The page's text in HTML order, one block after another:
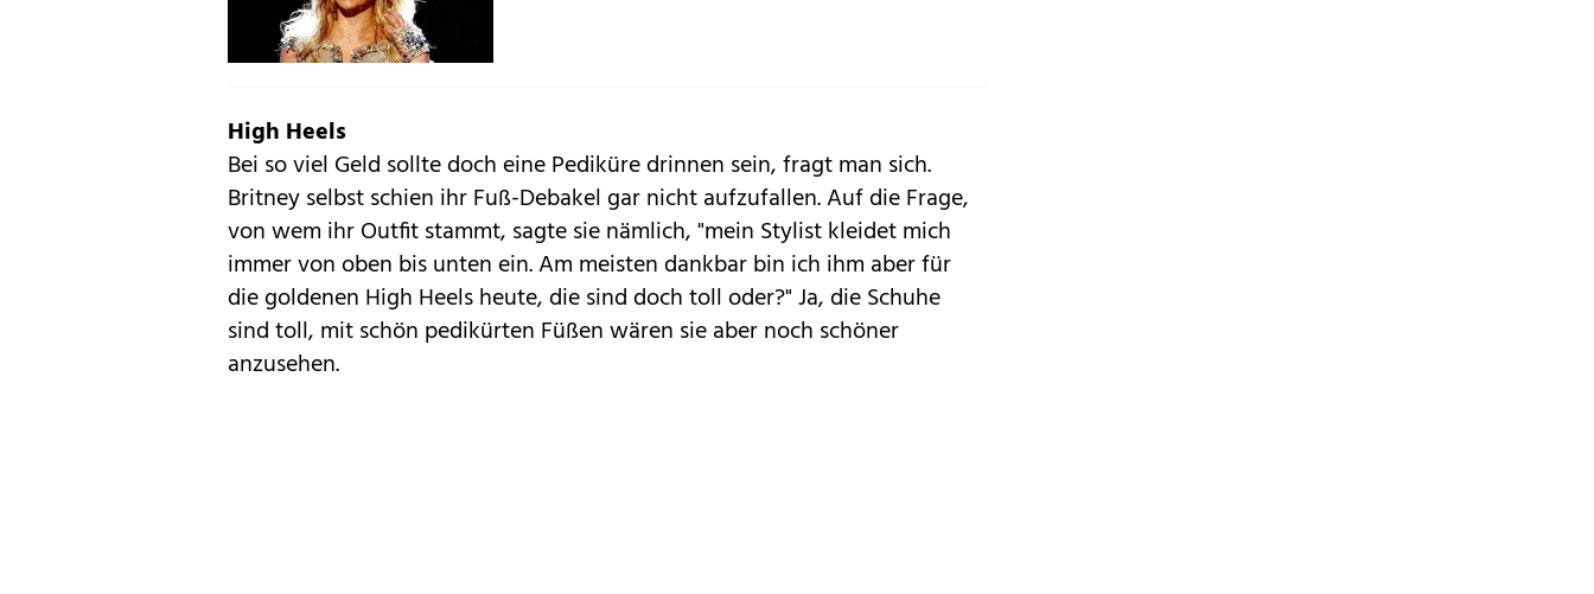
High Heels
Bei so viel Geld sollte doch eine Pediküre drinnen sein, fragt man sich.
Britney selbst schien ihr Fuß-Debakel gar nicht aufzufallen. Auf die Frage,
von wem ihr Outfit stammt, sagte sie nämlich, "mein Stylist kleidet mich
immer von oben bis unten ein. Am meisten dankbar bin ich ihm aber für
die goldenen High Heels heute, die sind doch toll oder?" Ja, die Schuhe
sind toll, mit schön pedikürten Füßen wären sie aber noch schöner
anzusehen.